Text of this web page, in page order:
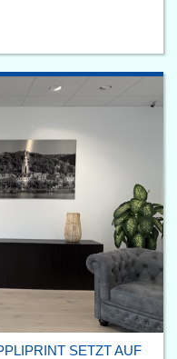
SETZT AUF